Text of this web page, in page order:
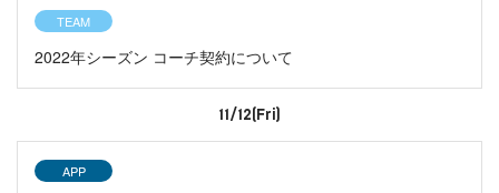
TEAM
2022年シーズン コーチ契約について
11/12(Fri)
APP